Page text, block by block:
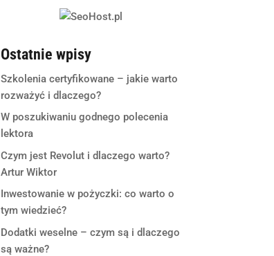
Ostatnie wpisy
Szkolenia certyfikowane – jakie warto
rozważyć i dlaczego?
W poszukiwaniu godnego polecenia
lektora
Czym jest Revolut i dlaczego warto?
Artur Wiktor
Inwestowanie w pożyczki: co warto o
tym wiedzieć?
Dodatki weselne – czym są i dlaczego
są ważne?